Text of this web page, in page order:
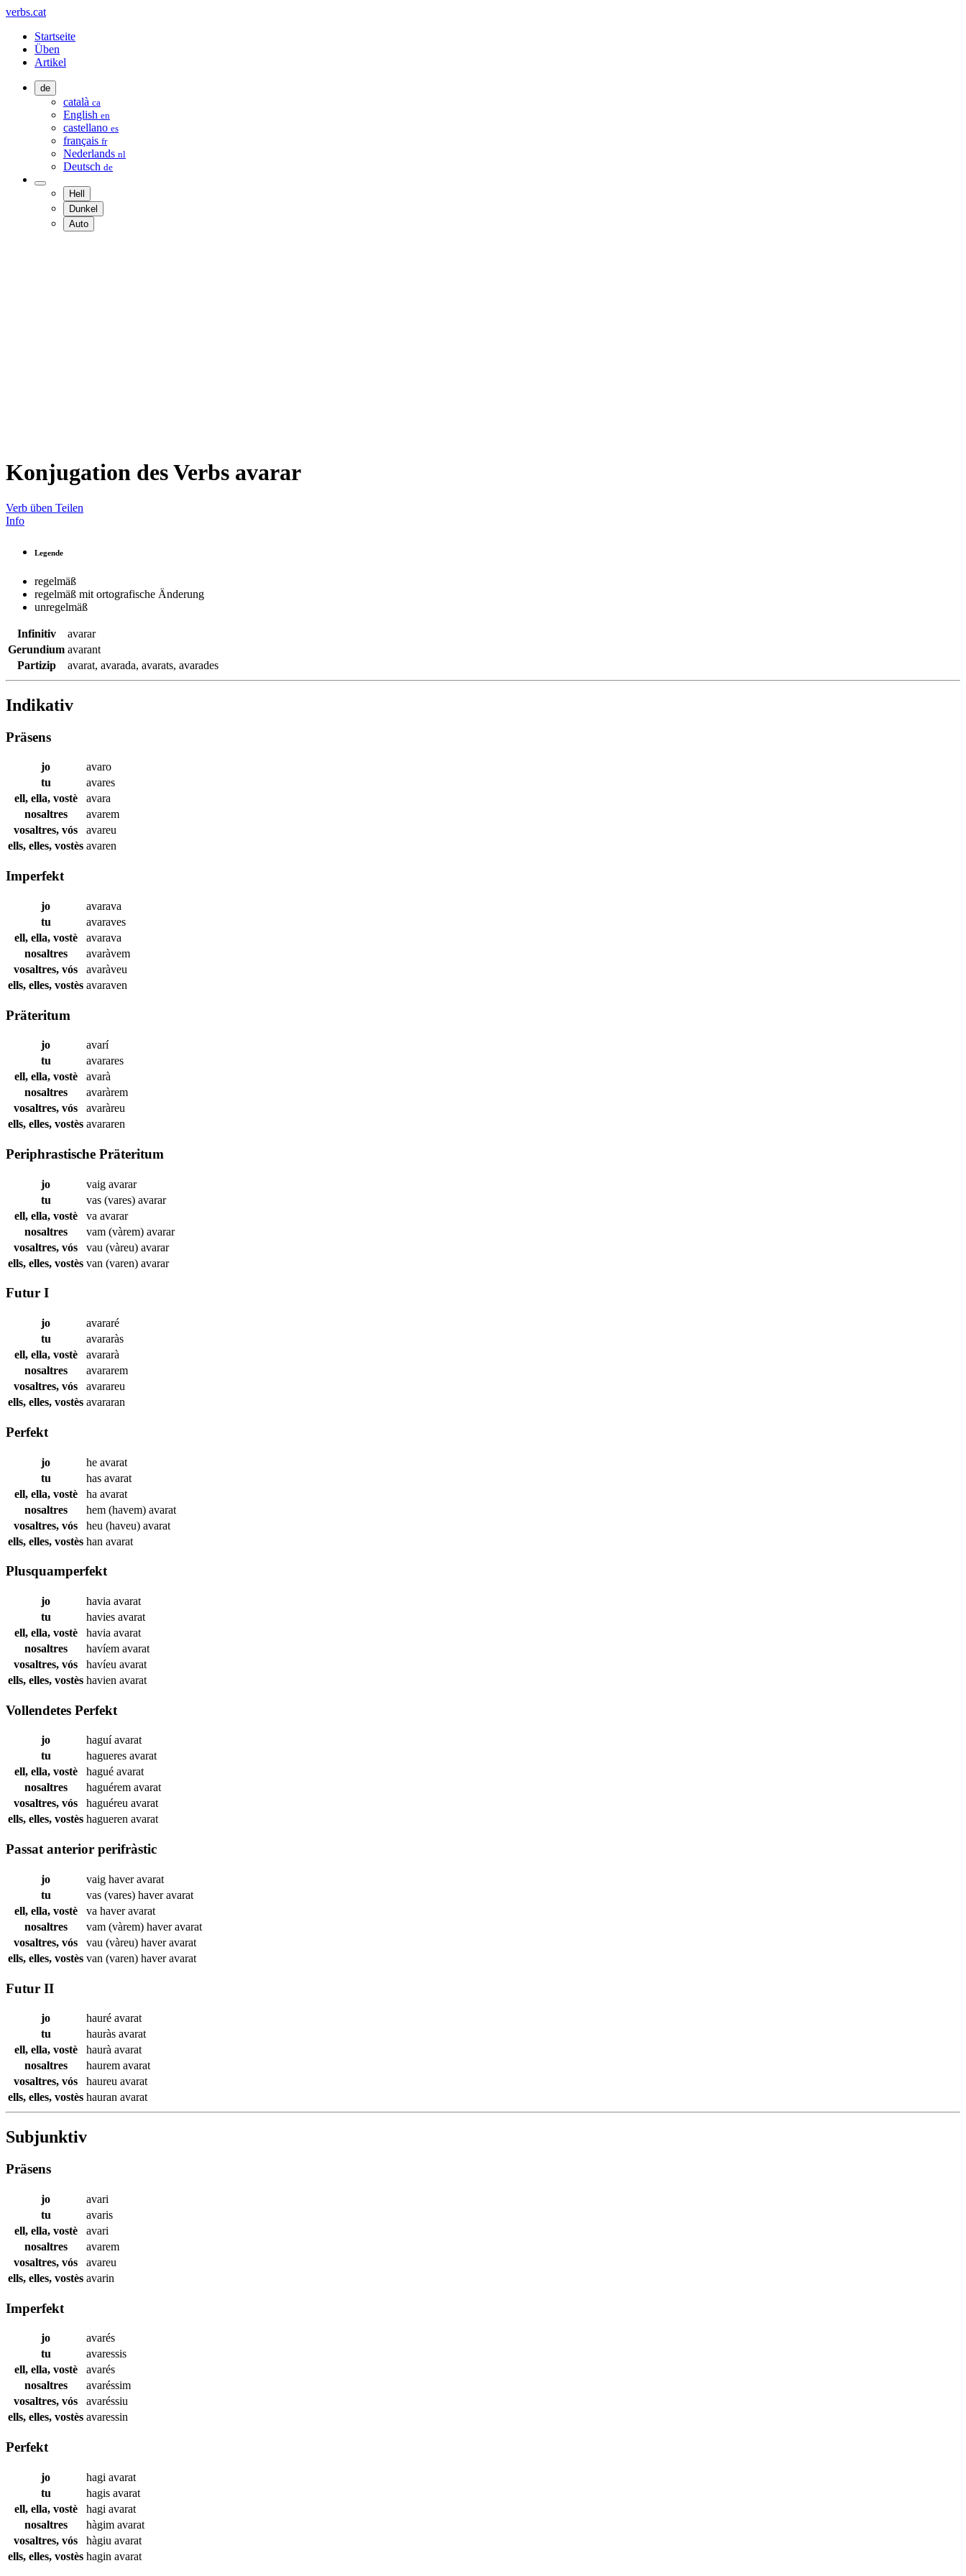
verbs.cat
Startseite
Üben
Artikel
de
català ca
English en
castellano es
français fr
Nederlands nl
Deutsch de
Hell
Dunkel
Auto
Konjugation des Verbs avarar
Verb üben Teilen
Info
Legende
regelmäß
regelmäß mit ortografische Änderung
unregelmäß
Infinitiv
avarar
Gerundium avarant
Partizip
avarat, avarada, avarats, avarades
Indikativ
Präsens
jo
avaro
tu
avares
ell, ella, vostè
avara
nosaltres
avarem
vosaltres, vós
avareu
ells, elles, vostès avaren
Imperfekt
jo
avarava
tu
avaraves
ell, ella, vostè
avarava
nosaltres
avaràvem
vosaltres, vós
avaràveu
ells, elles, vostès avaraven
Präteritum
jo
avarí
tu
avarares
ell, ella, vostè
avarà
nosaltres
avaràrem
vosaltres, vós
avaràreu
ells, elles, vostès avararen
Periphrastische Präteritum
jo vaig avarar
tu
vas (vares) avarar
ell, ella, vostè
va avarar
nosaltres
vam (vàrem) avarar
vosaltres, vós
vau (vàreu) avarar
ells, elles, vostès van (varen) avarar
Futur I
jo
avararé
tu
avararàs
ell, ella, vostè
avararà
nosaltres
avararem
vosaltres, vós
avarareu
ells, elles, vostès avararan
Perfekt
jo he avarat
tu
has avarat
ell, ella, vostè
ha avarat
nosaltres
hem (havem) avarat
vosaltres, vós
heu (haveu) avarat
ells, elles, vostès han avarat
Plusquamperfekt
jo havia avarat
tu
havies avarat
ell, ella, vostè
havia avarat
nosaltres
havíem avarat
vosaltres, vós
havíeu avarat
ells, elles, vostès havien avarat
Vollendetes Perfekt
jo haguíavarat
tu
hagueres avarat
ell, ella, vostè
hagué avarat
nosaltres
haguérem avarat
vosaltres, vós
haguéreu avarat
ells, elles, vostès hagueren avarat
Passat anterior perifràstic
jo vaig haveravarat
tu
vas (vares) haveravarat
ell, ella, vostè
va haveravarat
nosaltres
vam (vàrem) haveravarat
vosaltres, vós
vau (vàreu) haveravarat
ells, elles, vostès van (varen) haveravarat
Futur II
jo hauré avarat
tu
hauràs avarat
ell, ella, vostè
haurà avarat
nosaltres
haurem avarat
vosaltres, vós
haureu avarat
ells, elles, vostès hauran avarat
Subjunktiv
Präsens
jo
avari
tu
avaris
ell, ella, vostè
avari
nosaltres
avarem
vosaltres, vós
avareu
ells, elles, vostès avarin
Imperfekt
jo
avarés
tu
avaressis
ell, ella, vostè
avarés
nosaltres
avaréssim
vosaltres, vós
avaréssiu
ells, elles, vostès avaressin
Perfekt
jo hagi avarat
tu
hagis avarat
ell, ella, vostè
hagi avarat
nosaltres
hàgim avarat
vosaltres, vós
hàgiu avarat
ells, elles, vostès hagin avarat